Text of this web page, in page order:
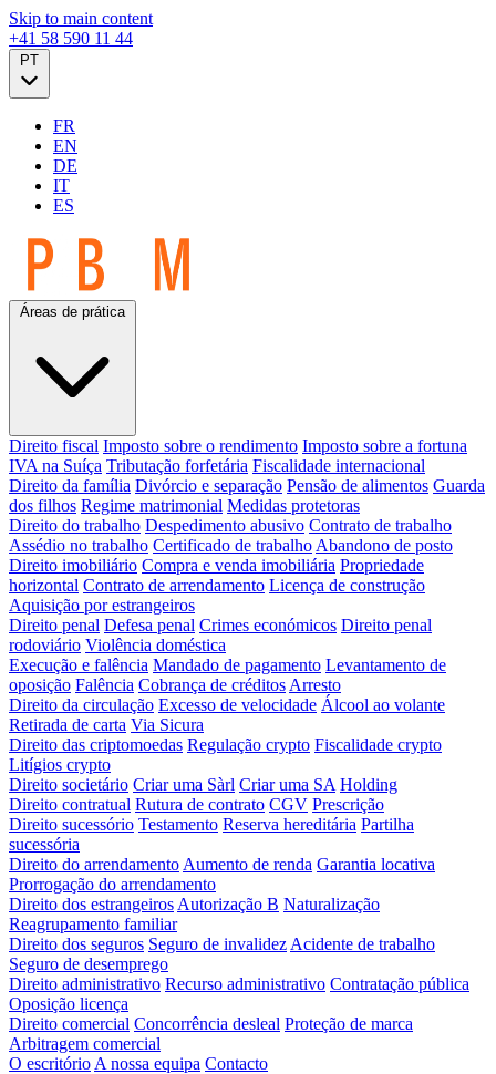
Skip to main content
+41 58 590 11 44
FR
EN
DE
IT
ES
Áreas de prática
Direito fiscal Imposto sobre o rendimento Imposto sobre a fortuna
IVA na Suíça Tributação forfetária Fiscalidade internacional
Direito da família Divórcio e separação Pensão de alimentos Guarda
dos filhos Regime matrimonial Medidas protetoras
Direito do trabalho Despedimento abusivo Contrato de trabalho
Assédio no trabalho Certificado de trabalho Abandono de posto
Direito imobiliário Compra e venda imobiliária Propriedade
horizontal Contrato de arrendamento Licença de construção
Aquisição por estrangeiros
Direito penal Defesa penal Crimes económicos Direito penal
rodoviário Violência doméstica
Execução e falência Mandado de pagamento Levantamento de
oposição Falência Cobrança de créditos Arresto
Direito da circulação Excesso de velocidade Álcool ao volante
Retirada de carta Via Sicura
Direito das criptomoedas Regulação crypto Fiscalidade crypto
Litígios crypto
Direito societário Criar uma Sàrl Criar uma SA Holding
Direito contratual Rutura de contrato CGV Prescrição
Direito sucessório Testamento Reserva hereditária Partilha
sucessória
Direito do arrendamento Aumento de renda Garantia locativa
Prorrogação do arrendamento
Direito dos estrangeiros Autorização B Naturalização
Reagrupamento familiar
Direito dos seguros Seguro de invalidez Acidente de trabalho
Seguro de desemprego
Direito administrativo Recurso administrativo Contratação pública
Oposição licença
Direito comercial Concorrência desleal Proteção de marca
Arbitragem comercial
O escritório A nossa equipa Contacto